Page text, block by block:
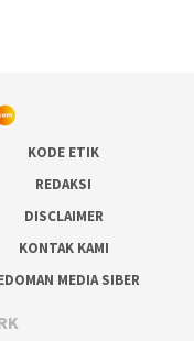
KODE ETIK
REDAKSI
DISCLAIMER
KONTAK KAMI
MEDIA SIBER